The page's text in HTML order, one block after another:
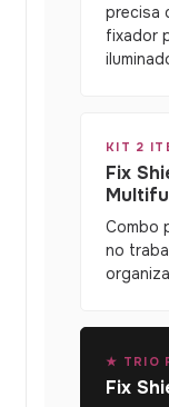
precisa
fixador
KIT 2
Fix
Combo
no
★ TRIO
Fix